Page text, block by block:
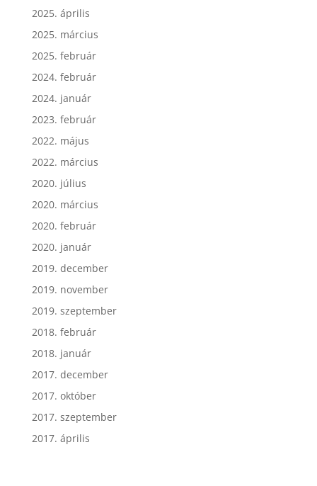
2025. április
2025. március
2025. február
2024. február
2024. január
2023. február
2022. május
2022. március
2020. július
2020. március
2020. február
2020. január
2019. december
2019. november
2019. szeptember
2018. február
2018. január
2017. december
2017. október
2017. szeptember
2017. április